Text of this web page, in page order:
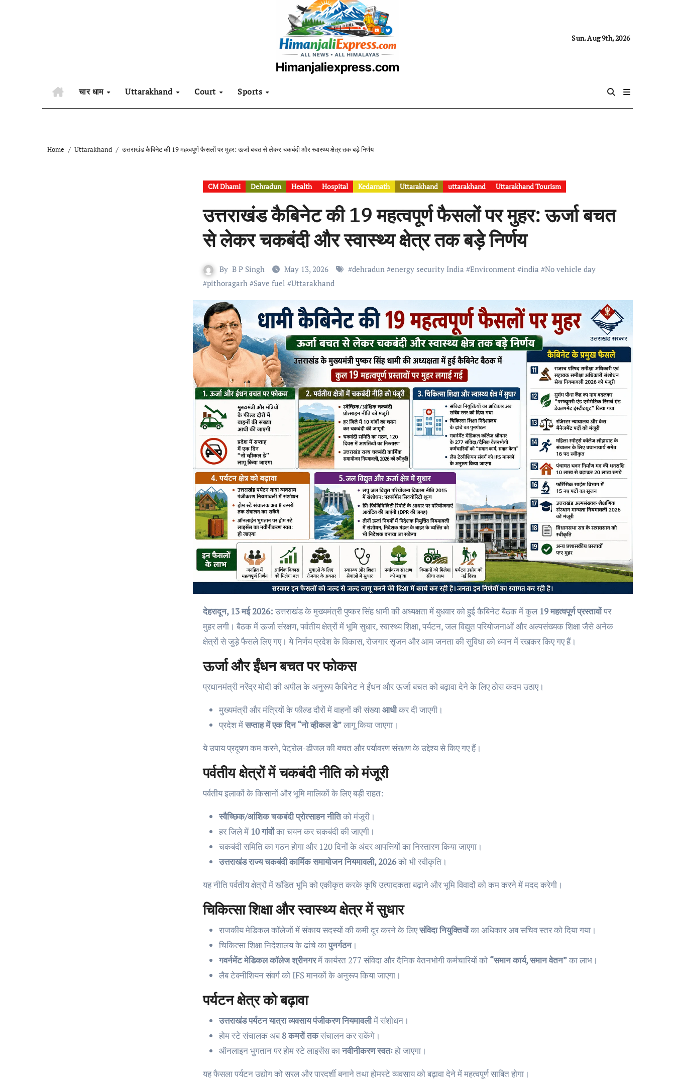
Himanjaliexpress.com
Sun. Aug 9th, 2026
चार धाम Uttarakhand Court Sports
Home Uttarakhand उत्तराखंड कैबिनेट की 19 महत्वपूर्ण फैसलों पर मुहर: ऊर्जा बचत से लेकर चकबंदी और स्वास्थ्य क्षेत्र तक बड़े निर्णय
CM Dhami Dehradun Health Hospital Kedarnath Uttarakhand uttarakhand Uttarakhand Tourism
उत्तराखंड कैबिनेट की 19 महत्वपूर्ण फैसलों पर मुहर: ऊर्जा बचत
से लेकर चकबंदी और स्वास्थ्य क्षेत्र तक बड़े निर्णय
By B P Singh May 13, 2026 #dehradun #energy security India #Environment #india #No vehicle day
#pithoragarh #Save fuel #Uttarakhand
देहरादून, 13 मई 2026: उत्तराखंड के मुख्यमंत्री पुष्कर सिंह धामी की अध्यक्षता में बुधवार को हुई कैबिनेट बैठक में कुल 19 महत्वपूर्ण प्रस्तावोंपर
मुहर लगी। बैठक में ऊर्जा संरक्षण, पर्वतीय क्षेत्रों में भूमि सुधार, स्वास्थ्य शिक्षा, पर्यटन, जल विद्युत परियोजनाओं और अल्पसंख्यक शिक्षा जैसे अनेक
क्षेत्रों से जुड़े फैसले लिए गए। ये निर्णय प्रदेश के विकास, रोजगार सृजन और आम जनता की सुविधा को ध्यान में रखकर किए गए हैं।
ऊर्जा और ईंधन बचत पर फोकस
प्रधानमंत्री नरेंद्र मोदी की अपील के अनुरूप कैबिनेट ने ईंधन और ऊर्जा बचत को बढ़ावा देने के लिए ठोस कदम उठाए।
मुख्यमंत्री और मंत्रियों के फील्ड दौरों में वाहनों की संख्याआधीकर दी जाएगी।
प्रदेश मेंसप्ताह में एक दिन “नो व्हीकल डे”लागू किया जाएगा।
ये उपाय प्रदूषण कम करने, पेट्रोल-डीजल की बचत और पर्यावरण संरक्षण के उद्देश्य से किए गए हैं।
पर्वतीय क्षेत्रों में चकबंदी नीति को मंजूरी
पर्वतीय इलाकों के किसानों और भूमि मालिकों के लिए बड़ी राहत:
स्वैच्छिक/आंशिक चकबंदी प्रोत्साहन नीतिको मंजूरी।
हर जिले में 10 गांवोंका चयन कर चकबंदी की जाएगी।
चकबंदी समिति का गठन होगा और 120 दिनों के अंदर आपत्तियों का निस्तारण किया जाएगा।
उत्तराखंड राज्य चकबंदी कार्मिक समायोजन नियमावली, 2026को भी स्वीकृति।
यह नीति पर्वतीय क्षेत्रों में खंडित भूमि को एकीकृत करके कृषि उत्पादकता बढ़ाने और भूमि विवादों को कम करने में मदद करेगी।
चिकित्सा शिक्षा और स्वास्थ्य क्षेत्र में सुधार
राजकीय मेडिकल कॉलेजों में संकाय सदस्यों की कमी दूर करने के लिएसंविदा नियुक्तियोंका अधिकार अब सचिव स्तर को दिया गया।
चिकित्सा शिक्षा निदेशालय के ढांचे कापुनर्गठन।
गवर्नमेंट मेडिकल कॉलेज श्रीनगरमें कार्यरत 277 संविदा और दैनिक वेतनभोगी कर्मचारियों को “समान कार्य, समान वेतन”का लाभ।
लैब टेक्नीशियन संवर्ग को IFS मानकों के अनुरूप किया जाएगा।
पर्यटन क्षेत्र को बढ़ावा
उत्तराखंड पर्यटन यात्रा व्यवसाय पंजीकरण नियमावलीमें संशोधन।
होम स्टे संचालक अब8 कमरों तकसंचालन कर सकेंगे।
ऑनलाइन भुगतान पर होम स्टे लाइसेंस कानवीनीकरण स्वतःहो जाएगा।
यह फैसला पर्यटन उद्योग को सरल और पारदर्शी बनाने तथा होमस्टे व्यवसाय को बढ़ावा देने में महत्वपूर्ण साबित होगा।